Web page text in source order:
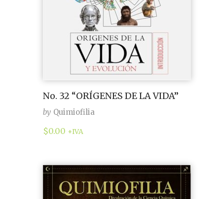
No. 32 “ORÍGENES DE LA VIDA”
by Quimiofilia
$0.00 +IVA